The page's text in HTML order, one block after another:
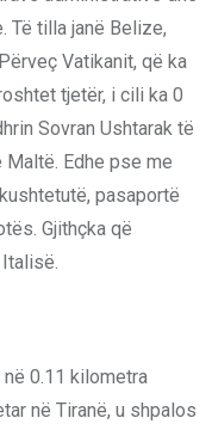
tilla janë Belize,
Vatikanit, që ka
tjetër, i cili ka 0
Sovran Ushtarak të
Edhe pse me
pasaportë
Gjithçka që
0.11 kilometra
në Tiranë, u shpalos